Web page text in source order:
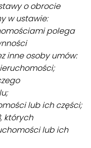
o obrocie
w ustawie:
polega
inne osoby umów:
lub ich części;
których
lub ich